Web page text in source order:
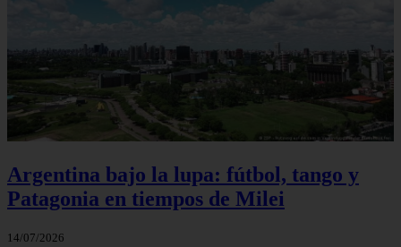
Argentina bajo la lupa: fútbol, tango y
Patagonia en tiempos de Milei
14/07/2026